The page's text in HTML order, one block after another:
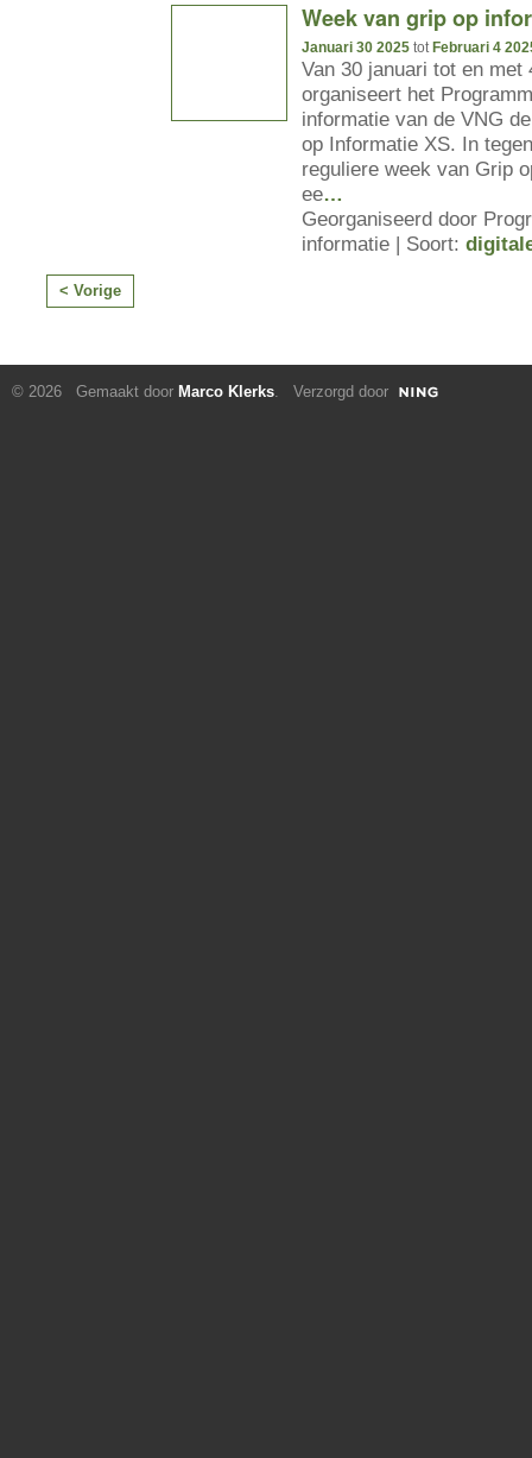
Week van grip op
Januari 30 2025 tot Februari 4
Van 30 januari tot en met
organiseert het
informatie van de VNG
op Informatie XS. In
reguliere week van Grip
ee…
Georganiseerd door
informatie | Soort:
< Vorige
© 2026 Gemaakt door Marco Klerks. Verzorgd door